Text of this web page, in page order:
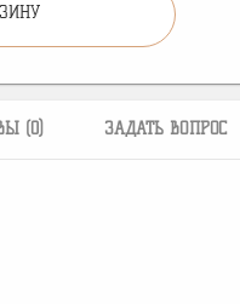
(0) ЗАДАТЬ ВОПРОС